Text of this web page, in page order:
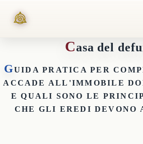
Casa del
GUIDA PRATICA PER
ACCADE ALL'IMMOBILE
E QUALI SONO LE
CHE GLI EREDI DEVONO